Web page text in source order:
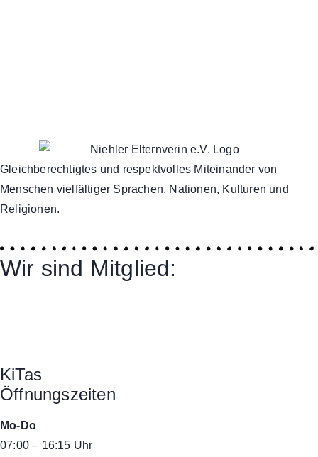
Gleichberechtigtes und respektvolles Miteinander von
Menschen vielfältiger Sprachen, Nationen, Kulturen und
Religionen.
Wir sind Mitglied:
KiTas
Öffnungszeiten
Mo-Do
07:00 – 16:15 Uhr